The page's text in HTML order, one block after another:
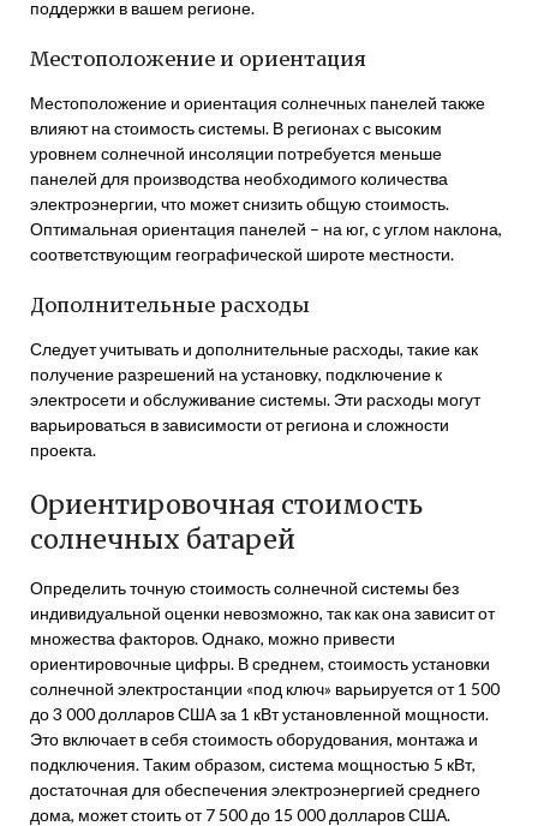
поддержки в вашем регионе.
Местоположение и ориентация
Местоположение и ориентация солнечных панелей также
влияют на стоимость системы. В регионах с высоким
уровнем солнечной инсоляции потребуется меньше
панелей для производства необходимого количества
электроэнергии, что может снизить общую стоимость.
Оптимальная ориентация панелей – на юг, с углом наклона,
соответствующим географической широте местности.
Дополнительные расходы
Следует учитывать и дополнительные расходы, такие как
получение разрешений на установку, подключение к
электросети и обслуживание системы. Эти расходы могут
варьироваться в зависимости от региона и сложности
проекта.
Ориентировочная стоимость
солнечных батарей
Определить точную стоимость солнечной системы без
индивидуальной оценки невозможно, так как она зависит от
множества факторов. Однако, можно привести
ориентировочные цифры. В среднем, стоимость установки
солнечной электростанции «под ключ» варьируется от 1 500
до 3 000 долларов США за 1 кВт установленной мощности.
Это включает в себя стоимость оборудования, монтажа и
подключения. Таким образом, система мощностью 5 кВт,
достаточная для обеспечения электроэнергией среднего
дома, может стоить от 7 500 до 15 000 долларов США.